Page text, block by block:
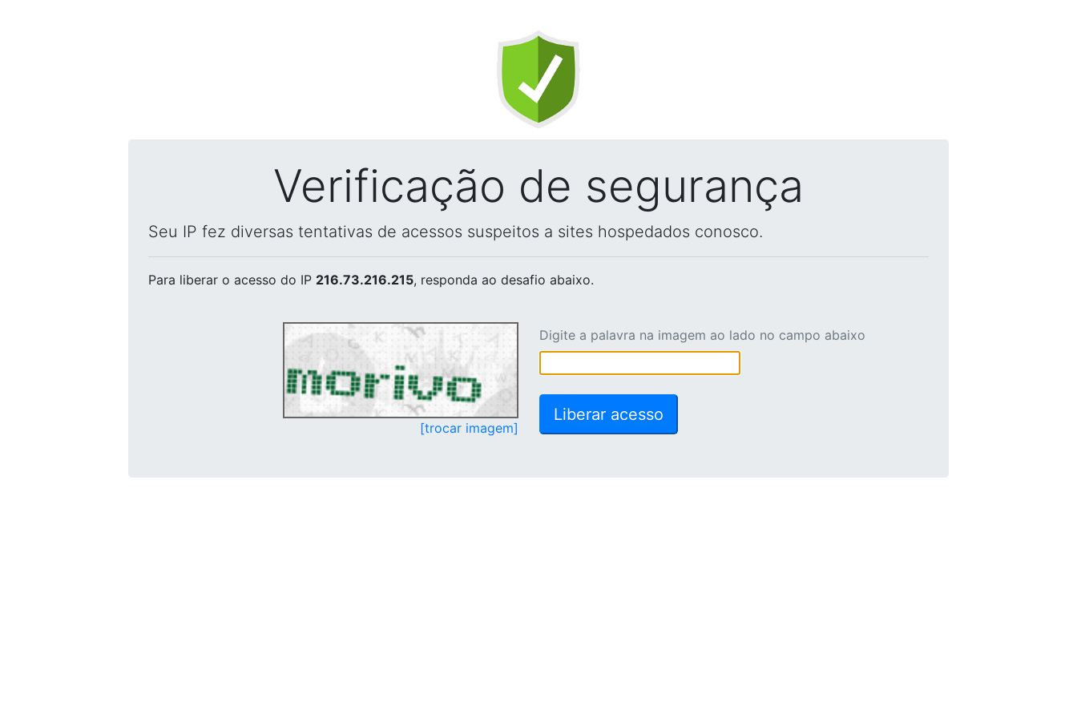
Verificação de segurança
Seu IP fez diversas tentativas de acessos suspeitos a sites hospedados conosco.
Para liberar o acesso do IP 216.73.216.215, responda ao desafio abaixo.
[trocar imagem]
Digite a palavra na imagem ao lado no campo abaixo